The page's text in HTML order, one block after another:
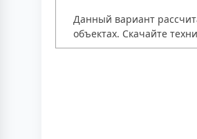
Данный вариант
объектах. Скачайте